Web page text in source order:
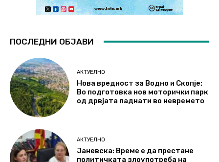
ПОСЛЕДНИ ОБЈАВИ
АКТУЕЛНО
Нова вредност за Водно и Скопје:
Во подготовка нов моторички парк
од дрвјата паднати во невремето
АКТУЕЛНО
Јаневска: Време е да престане
политичката злоупотреба на